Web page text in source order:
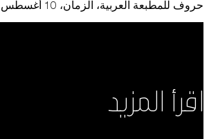
حروف للمطبعة العربية، الزمان، 10 أغسطس 1970.
اقرأ المزيد